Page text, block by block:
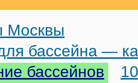
Москвы
бассейна —
бассейнов